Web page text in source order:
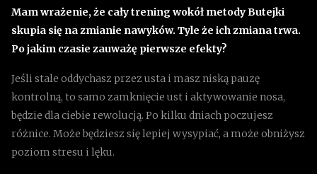
Mam wrażenie, że cały trening wokół metody Butejki
skupia się na zmianie nawyków. Tyle że ich zmiana trwa.
Po jakim czasie zauważę pierwsze efekty?
Jeśli stale oddychasz przez usta i masz niską pauzę
kontrolną, to samo zamknięcie ust i aktywowanie nosa,
będzie dla ciebie rewolucją. Po kilku dniach poczujesz
różnice. Może będziesz się lepiej wysypiać, a może obniżysz
poziom stresu i lęku.